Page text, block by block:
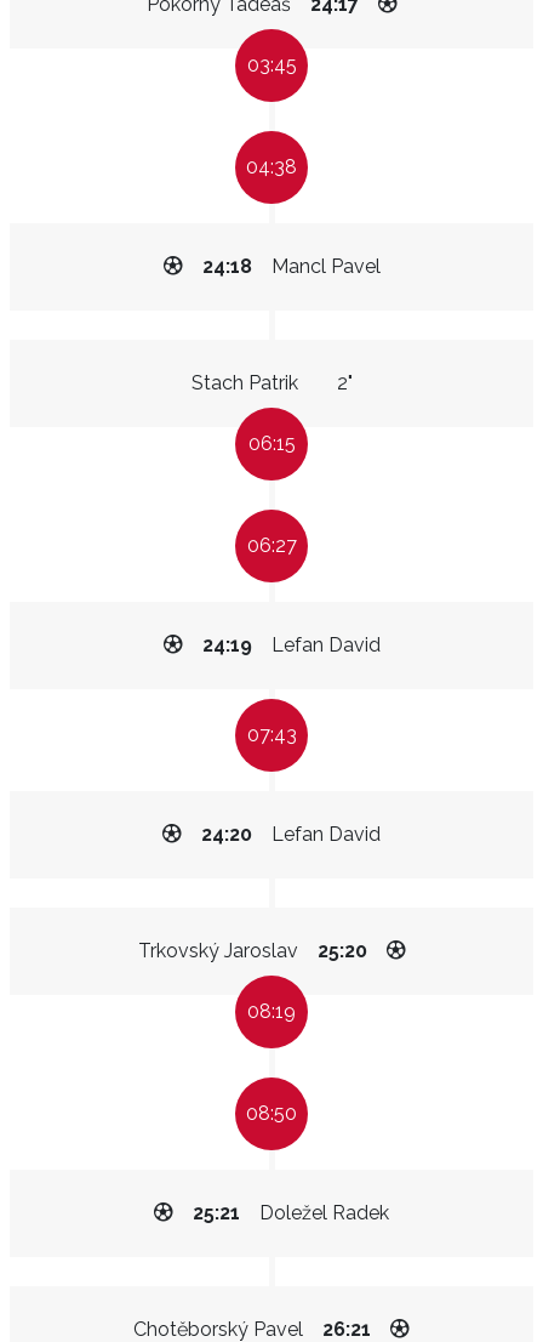
03:45
04:38
Mancl Pavel
24:18
Stach Patrik 2"
06:15
06:27
Lefan David
24:19
07:43
Lefan David
24:20
Trkovský Jaroslav 25:20
08:19
08:50
Doležel Radek
25:21
Chotěborský Pavel 26:21